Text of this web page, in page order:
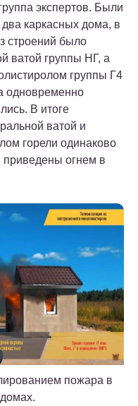
экспертов. Были
каркасных дома, в
строений было
ватой группы НГ, а
группы Г4
одновременно
В итоге
ватой и
горели одинаково
приведены огнем в
пожара в